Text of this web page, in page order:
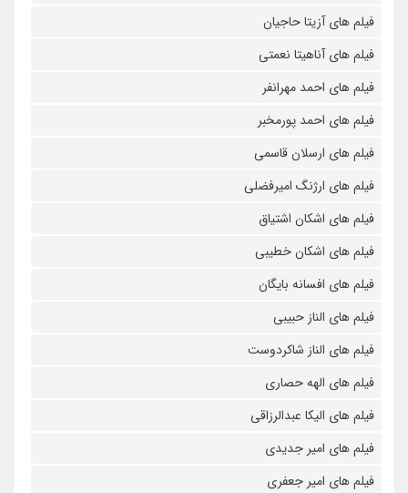
فیلم های آزیتا حاجیان
فیلم های آناهیتا نعمتی
فیلم های احمد مهرانفر
فیلم های احمد پورمخبر
فیلم های ارسلان قاسمی
فیلم های ارژنگ امیرفضلی
فیلم های اشکان اشتیاق
فیلم های اشکان خطیبی
فیلم های افسانه بایگان
فیلم های الناز حبیبی
فیلم های الناز شاکردوست
فیلم های الهه حصاری
فیلم های الیکا عبدالرزاقی
فیلم های امیر جدیدی
فیلم های امیر جعفری